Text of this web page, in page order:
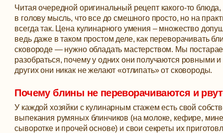
Читая очередной оригинальный рецепт какого-то блюда,
в голову мысль, что все до смешного просто, но на
всегда так. Цена кулинарного умения – множество
ведь даже в таком простом деле, как переворачивать
сковороде — нужно обладать мастерством. Мы
разобраться, почему у одних они получаются ровными
других они никак не желают «отлипать» от сковороды.
Почему блины не переворачиваются и
У каждой хозяйки с кулинарным стажем есть свой
выпекания румяных блинчиков (на молоке, кефире,
сыворотке и прочей основе) и свои секреты их